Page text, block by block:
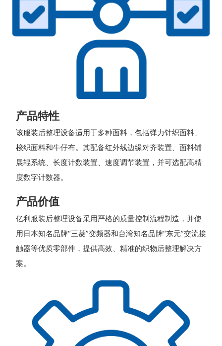
产品特性
该服装后整理设备适用于多种面料，包括弹力针织面料、
梭织面料和牛仔布。其配备红外线边缘对齐装置、面料铺
展辊系统、长度计数装置、速度调节装置，并可选配高精
度数字计数器。
产品价值
亿利服装后整理设备采用严格的质量控制流程制造，并使
用日本知名品牌“三菱”变频器和台湾知名品牌“东元”交流接
触器等优质零部件，提供高效、精准的织物后整理解决方
案。